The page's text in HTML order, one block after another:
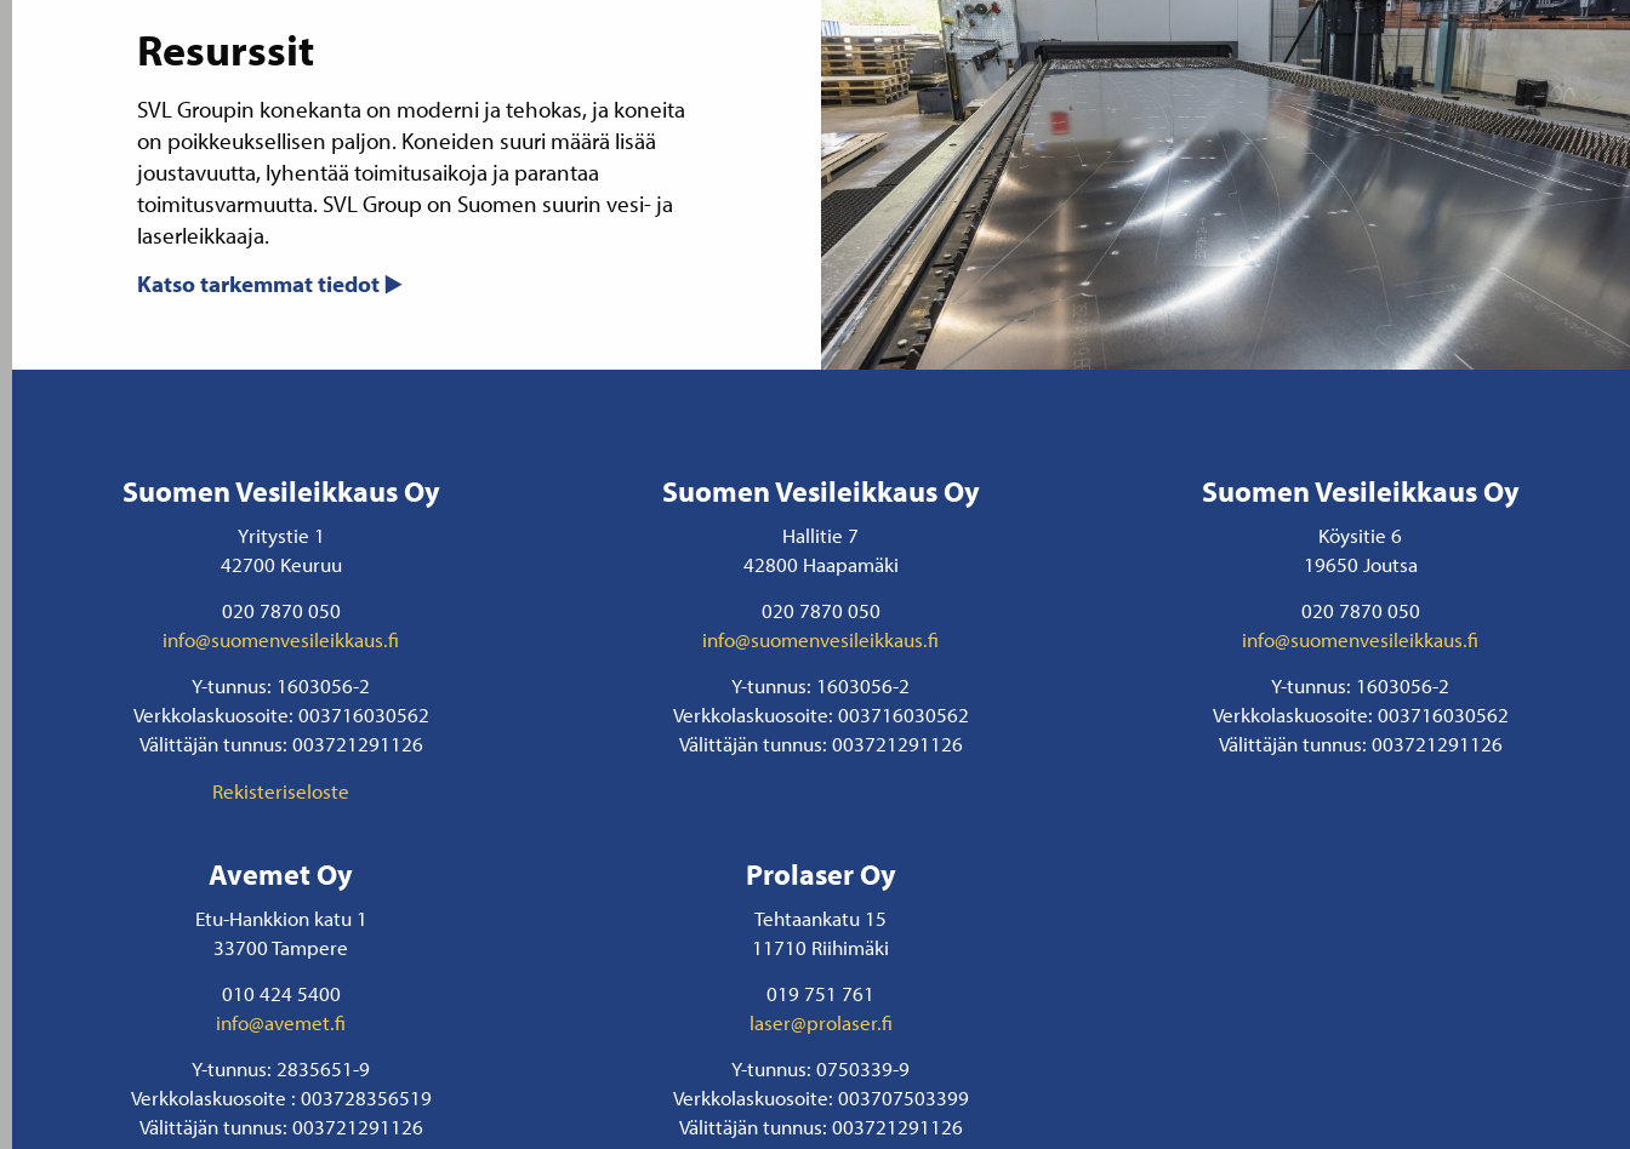
Resurssit
SVL Groupin konekanta on moderni ja tehokas, ja koneita
on poikkeuksellisen paljon. Koneiden suuri määrä lisää
joustavuutta, lyhentää toimitusaikoja ja parantaa
toimitusvarmuutta. SVL Group on Suomen suurin vesi- ja
laserleikkaaja.
Katso tarkemmat tiedot
Suomen Vesileikkaus Oy
Yritystie 1
42700 Keuruu
020 7870 050
info@suomenvesileikkaus.fi
Y-tunnus: 1603056-2
Verkkolaskuosoite: 003716030562
Välittäjän tunnus: 003721291126
Rekisteriseloste
Suomen Vesileikkaus Oy
Hallitie 7
42800 Haapamäki
020 7870 050
info@suomenvesileikkaus.fi
Y-tunnus: 1603056-2
Verkkolaskuosoite: 003716030562
Välittäjän tunnus: 003721291126
Suomen Vesileikkaus Oy
Köysitie 6
19650 Joutsa
020 7870 050
info@suomenvesileikkaus.fi
Y-tunnus: 1603056-2
Verkkolaskuosoite: 003716030562
Välittäjän tunnus: 003721291126
Avemet Oy
Etu-Hankkion katu 1
33700 Tampere
010 424 5400
info@avemet.fi
Y-tunnus: 2835651-9
Verkkolaskuosoite : 003728356519
Välittäjän tunnus: 003721291126
Prolaser Oy
Tehtaankatu 15
11710 Riihimäki
019 751 761
laser@prolaser.fi
Y-tunnus: 0750339-9
Verkkolaskuosoite: 003707503399
Välittäjän tunnus: 003721291126